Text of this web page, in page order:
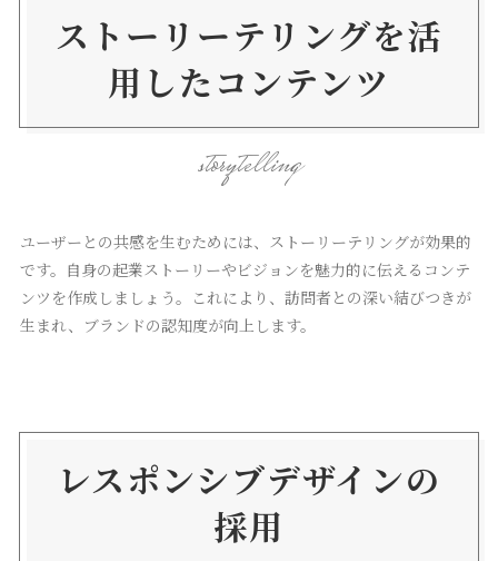
ストーリーテリングを活
用したコンテンツ
storytelling
ユーザーとの共感を生むためには、ストーリーテリングが効果的
です。自身の起業ストーリーやビジョンを魅力的に伝えるコンテ
ンツを作成しましょう。これにより、訪問者との深い結びつきが
生まれ、ブランドの認知度が向上します。
レスポンシブデザインの
採用